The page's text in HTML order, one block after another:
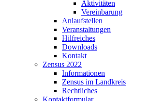
Aktivitäten
Vereinbarung
Anlaufstellen
Veranstaltungen
Hilfreiches
Downloads
Kontakt
Zensus 2022
Informationen
Zensus im Landkreis
Rechtliches
Kontaktformular